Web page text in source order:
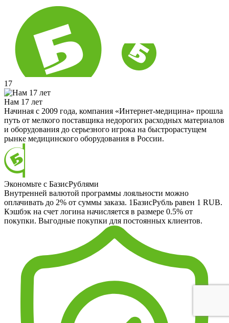
17
Нам 17 лет
Начиная с 2009 года, компания «Интернет-медицина» прошла
путь от мелкого поставщика недорогих расходных материалов
и оборудования до серьезного игрока на быстрорастущем
рынке медицинского оборудования в России.
Экономьте с БазисРублями
Внутренней валютой программы лояльности можно
оплачивать до 2% от суммы заказа. 1БазисРубль равен 1 RUB.
Кэшбэк на счет логина начисляется в размере 0.5% от
покупки. Выгодные покупки для постоянных клиентов.